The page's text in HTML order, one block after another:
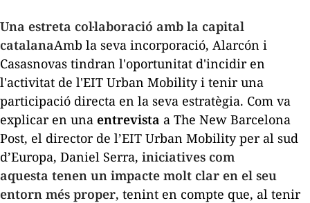
Una estreta col·laboració amb la capital
catalanaAmb la seva incorporació, Alarcón i
Casasnovas tindran l'oportunitat d'incidir en
l'activitat de l'EIT Urban Mobility i tenir una
participació directa en la seva estratègia. Com va
explicar en una entrevista a The New Barcelona
Post, el director de l’EIT Urban Mobility per al sud
d’Europa, Daniel Serra, iniciatives com
aquesta tenen un impacte molt clar en el seu
entorn més proper, tenint en compte que, al tenir